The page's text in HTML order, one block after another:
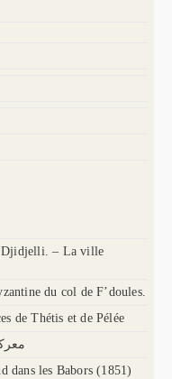
Djidjelli. – La ville
du col de F’doules.
de Thétis et de Pélée
dans les Babors (1851)